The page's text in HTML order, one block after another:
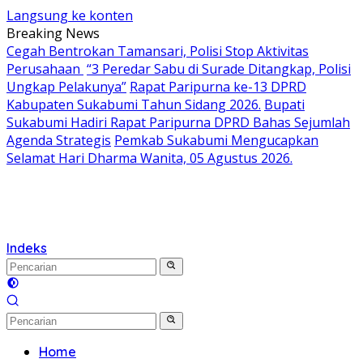
Langsung ke konten
Breaking News
Cegah Bentrokan Tamansari, Polisi Stop Aktivitas
Perusahaan “3 Peredar Sabu di Surade Ditangkap, Polisi
Ungkap Pelakunya” Rapat Paripurna ke-13 DPRD
Kabupaten Sukabumi Tahun Sidang 2026. Bupati
Sukabumi Hadiri Rapat Paripurna DPRD Bahas Sejumlah
Agenda Strategis Pemkab Sukabumi Mengucapkan
Selamat Hari Dharma Wanita, 05 Agustus 2026.
Indeks
Home